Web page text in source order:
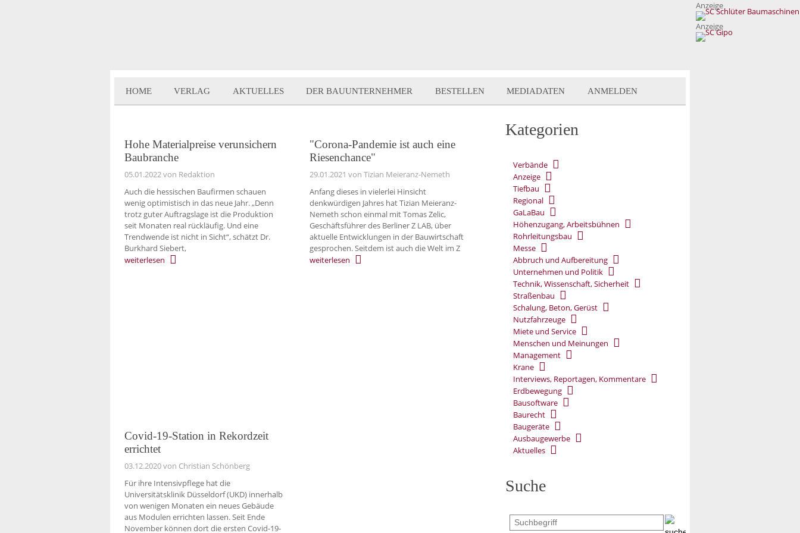
Anzeige
Anzeige
HOME VERLAG AKTUELLES DER BAUUNTERNEHMER BESTELLEN MEDIADATEN ANMELDEN
Hohe Materialpreise verunsichern
Baubranche
05.01.2022von Redaktion
Auch die hessischen Baufirmen schauen
wenig optimistisch in das neue Jahr. „Denn
trotz guter Auftragslage ist die Produktion
seit Monaten real rückläufig. Und eine
Trendwende ist nicht in Sicht“, schätzt Dr.
Burkhard Siebert,
weiterlesen
"Corona-Pandemie ist auch eine
Riesenchance"
29.01.2021 von Tizian Meieranz-Nemeth
Anfang dieses in vielerlei Hinsicht
denkwürdigen Jahres hat Tizian Meieranz-
Nemeth schon einmal mit Tomas Zelic,
Geschäftsführer des Berliner Z LAB, über
aktuelle Entwicklungen in der Bauwirtschaft
gesprochen. Seitdem ist auch die Welt im Z
weiterlesen
Covid-19-Station in Rekordzeit
errichtet
03.12.2020von Christian Schönberg
Für ihre Intensivpflege hat die
Universitätsklinik Düsseldorf (UKD) innerhalb
von wenigen Monaten ein neues Gebäude
aus Modulen errichten lassen. Seit Ende
November können dort die ersten Covid-19-
Kategorien
Verbände
Anzeige
Tiefbau
Regional
GaLaBau
Höhenzugang, Arbeitsbühnen
Rohrleitungsbau
Messe
Abbruch und Aufbereitung
Unternehmen und Politik
Technik, Wissenschaft, Sicherheit
Straßenbau
Schalung, Beton, Gerüst
Nutzfahrzeuge
Miete und Service
Menschen und Meinungen
Management
Krane
Interviews, Reportagen, Kommentare
Erdbewegung
Bausoftware
Baurecht
Baugeräte
Ausbaugewerbe
Aktuelles
Suche